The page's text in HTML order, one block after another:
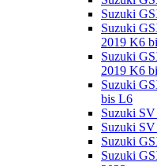
Suzuki
Suzuki
2019 K6
Suzuki
2019 K6
Suzuki
bis L6
Suzuki
Suzuki
Suzuki
Suzuki